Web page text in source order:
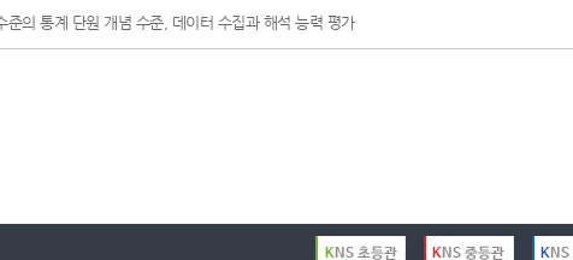
준의 통계 단원 개념 수준, 데이터 수집과 해석 능력 평가